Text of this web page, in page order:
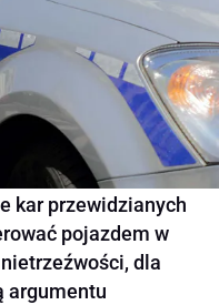
kar przewidzianych
pojazdem w
dla
argumentu